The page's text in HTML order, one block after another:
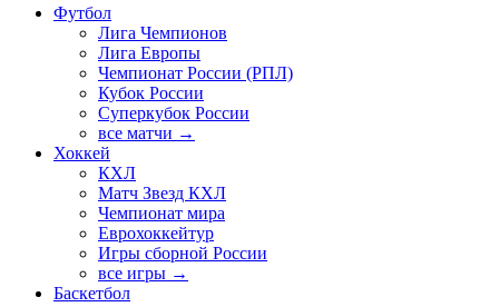
Футбол
Лига Чемпионов
Лига Европы
Чемпионат России (РПЛ)
Кубок России
Суперкубок России
все матчи →
Хоккей
КХЛ
Матч Звезд КХЛ
Чемпионат мира
Еврохоккейтур
Игры сборной России
все игры →
Баскетбол